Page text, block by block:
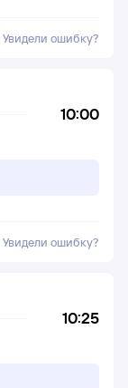
Увидели ошибку?
10:00
Увидели ошибку?
10:25